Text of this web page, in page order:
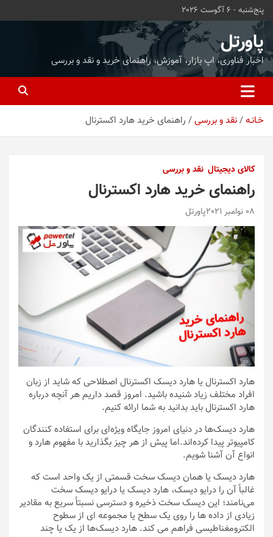
محتوا
بروید
پنج‌شنبه - 6 آگوست 2026
پاورتل
اخبار فناوری، اپ بازار، آموزش، راهنمای خرید و نقد و بررسی
خـانـه نقد و بررسی راهنمای خرید هارد اکسترنال
کالای دیجیتال نقد و بررسی
راهنمای خرید هارد اکسترنال
08 نوامبر 2021 پاورتل
هارد اکسترنال یا هارد دیسک اکسترنال اصطلاحی که شاید از زبان
افراد مختلف زیاد شنیده باشید. امروز قصد داریم هر آنچه درباره
هارد اکسترنال باید بدانید به شما ارائه کنیم.
هارد دیسک‌ها در دنیای امروز جایگاه ویژه‌ای برای استفاده کنندگان
کامپیوتر پیدا کرده‌اند.اما پیش از هر چیز بگذارید با مفهوم هارد و
انواع آن آشنا شویم.
هارد دیسک یا همان دیسک سخت قسمتی از یک واحد است که
غالباً آن را درایو دیسک، هارد دیسک یا درایو دیسک سخت
می‌نامند؛ این دیسک سخت ذخیره و دسترسی نسبتاً سریع به مقادیر
زیادی از داده ها را روی یک سطح یا مجموعه ای از سطوح
الکترومغناطیسی فراهم می کند. هارد دیسک‌ها از یک یا چند